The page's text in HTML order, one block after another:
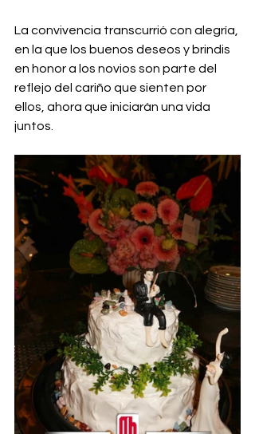
La convivencia transcurrió con alegría,
en la que los buenos deseos y brindis
en honor a los novios son parte del
reflejo del cariño que sienten por
ellos, ahora que iniciarán una vida
juntos.